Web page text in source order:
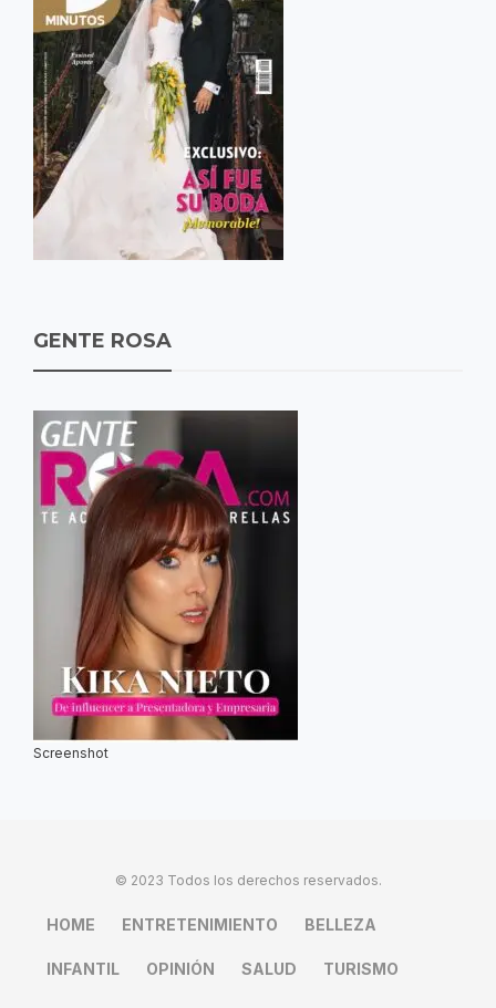
GENTE ROSA
Screenshot
© 2023 Todos los derechos reservados.
HOME ENTRETENIMIENTO BELLEZA
INFANTIL OPINIÓN SALUD TURISMO